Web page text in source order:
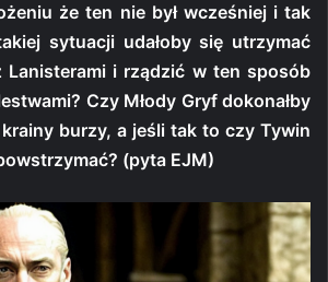
że ten nie był wcześniej i tak
sytuacji udałoby się utrzymać
Lanisterami i rządzić w ten sposób
Czy Młody Gryf dokonałby
burzy, a jeśli tak to czy Tywin
(pyta EJM)